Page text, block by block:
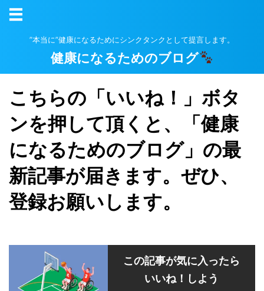
”本当に”健康になるためにシンクタンクとして提言します。
健康になるためのブログ
こちらの「いいね！」ボタ
ンを押して頂くと、「健康
になるためのブログ」の最
新記事が届きます。ぜひ、
登録お願いします。
この記事が気に入ったら
いいね！しよう